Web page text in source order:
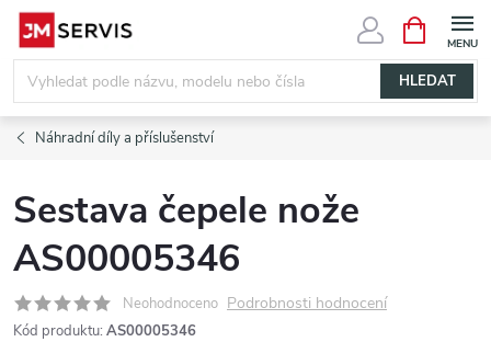
Přejít
obsah
HLEDAT
NÁKUPNÍ
KOŠÍK
Náhradní díly a příslušenství
Sestava čepele nože
AS00005346
Neohodnoceno Podrobnosti hodnocení
Kód produktu: AS00005346